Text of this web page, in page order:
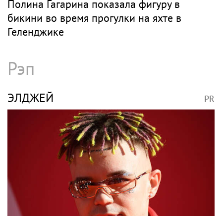
Полина Гагарина показала фигуру в
бикини во время прогулки на яхте в
Геленджике
Рэп
ЭЛДЖЕЙ PR